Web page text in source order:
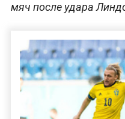
мяч после удара